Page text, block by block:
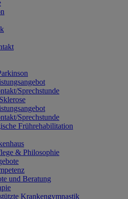
Sprechstunde
Sprechstunde
Frührehabilitation
& Philosophie
und Beratung
Krankengymnastik